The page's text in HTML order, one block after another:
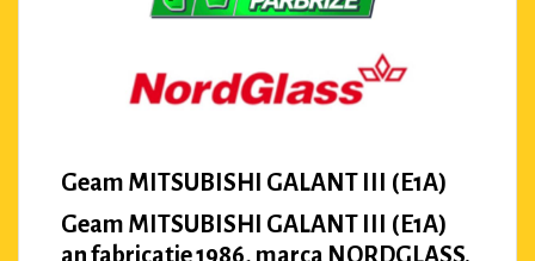
Geam MITSUBISHI GALANT III (E1A)
Geam MITSUBISHI GALANT III (E1A)
an fabricatie 1986, marca NORDGLASS.